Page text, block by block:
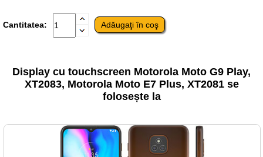
Cantitatea:
Display cu touchscreen Motorola Moto G9 Play,
XT2083, Motorola Moto E7 Plus, XT2081 se
folosește la